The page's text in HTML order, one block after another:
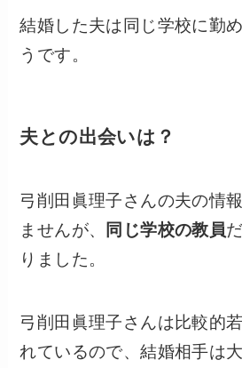
結婚した夫は同じ学校に勤
うです。
夫との出会いは？
弓削田眞理子さんの夫の情
ませんが、
同じ学校の教員
りました。
弓削田眞理子さんは比較的
れているので、結婚相手は